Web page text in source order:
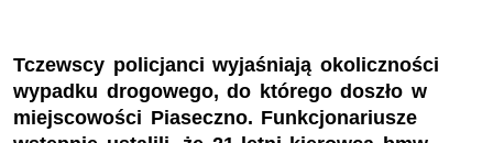
Tczewscy policjanci wyjaśniają okoliczności
wypadku drogowego, do którego doszło w
miejscowości Piaseczno. Funkcjonariusze